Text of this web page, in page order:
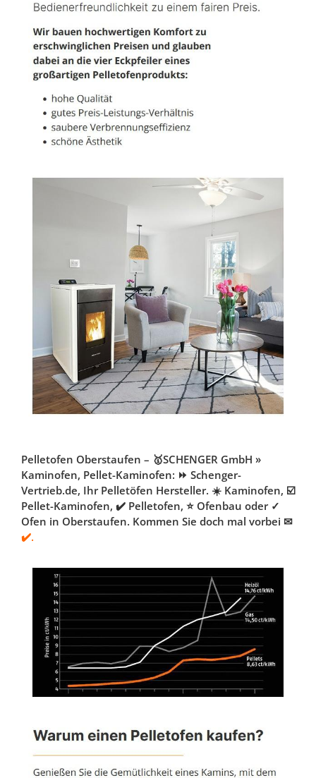
Pelletofen Oberstaufen – 🥇SCHENGER GmbH »
Kaminofen, Pellet-Kaminofen: ⏩ Schenger-
Vertrieb.de, Ihr Pelletöfen Hersteller. ☀️ Kaminofen, ☑️
Pellet-Kaminofen, ✔️ Pelletofen, ⭐ Ofenbau oder ✓
Ofen in Oberstaufen. Kommen Sie doch mal vorbei ✉
✔️.